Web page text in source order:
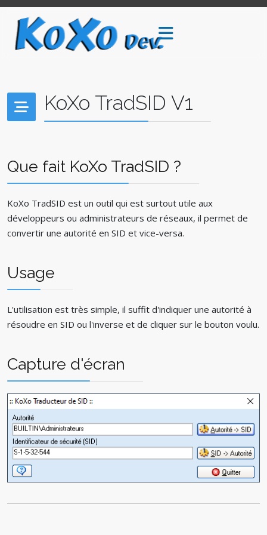
KoXo TradSID V1
Que fait KoXo TradSID ?
KoXo TradSID est un outil qui est surtout utile aux
développeurs ou administrateurs de réseaux, il permet de
convertir une autorité en SID et vice-versa.
Usage
L'utilisation est très simple, il suffit d'indiquer une autorité à
résoudre en SID ou l'inverse et de cliquer sur le bouton voulu.
Capture d'écran